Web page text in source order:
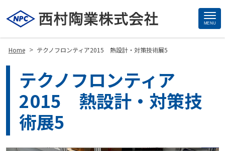
MENU
Home > テクノフロンティア2015 熱設計・対策技術展5
テクノフロンティア
2015 熱設計・対策技
術展5
Site
Footer